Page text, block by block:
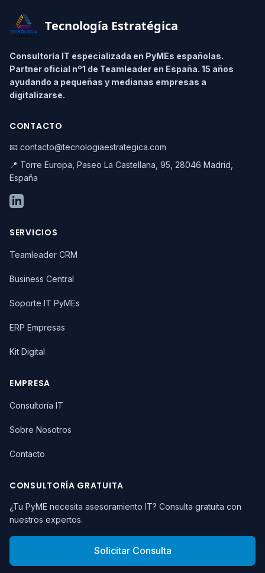
Tecnología Estratégica
Consultoría IT especializada en PyMEs españolas.
Partner oficial nº1 de Teamleader en España. 15 años
ayudando a pequeñas y medianas empresas a
digitalizarse.
CONTACTO
📧 contacto@tecnologiaestrategica.com
📍 Torre Europa, Paseo La Castellana, 95, 28046 Madrid,
España
SERVICIOS
Teamleader CRM
Business Central
Soporte IT PyMEs
ERP Empresas
Kit Digital
EMPRESA
Consultoría IT
Sobre Nosotros
Contacto
CONSULTORÍA GRATUITA
¿Tu PyME necesita asesoramiento IT? Consulta gratuita con
nuestros expertos.
Solicitar Consulta